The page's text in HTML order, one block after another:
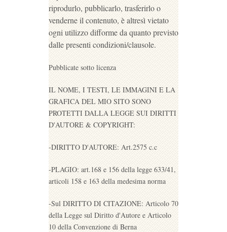
riprodurlo, pubblicarlo, trasferirlo o
venderne il contenuto, è altresì vietato
ogni utilizzo difforme da quanto previsto
dalle presenti condizioni/clausole.
Pubblicate sotto licenza
IL NOME, I TESTI, LE IMMAGINI E LA
GRAFICA DEL MIO SITO SONO
PROTETTI DALLA LEGGE SUI DIRITTI
D'AUTORE & COPYRIGHT:
-DIRITTO D'AUTORE: Art.2575 c.c
-PLAGIO: art.168 e 156 della legge 633/41,
articoli 158 e 163 della medesima norma
-Sul DIRITTO DI CITAZIONE: Articolo 70
della Legge sul Diritto d'Autore e Articolo
10 della Convenzione di Berna